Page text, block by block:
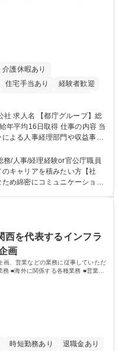
介護休暇あり
住宅手当あり
経験者歓迎
助あり
】総
取得 仕事の内容 当
よる人事経理部門や収益事業
務をお任せいたします。研修
詳細 【業務詳細】■
営に係る管理業務 ■収益部
口広場の「イベントコーナ
※入社後は上記いずれかの部門
【都庁グル
満／有給年平均16日取得
務/人事/経理経験or官公庁職員
キャリアを積みたい方【社
め綿密にコミュニケーション
様々なプロジェクト：駐車場
明を兼ねた広告「ブライトサ
み出す活動を積極的に行って
を代表するインフラ
画
画、営業などの業務に従事していただ
■海外に関係する各種業務 ■営業部
時短勤務あり
退職金あり